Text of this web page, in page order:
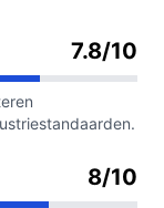
7.8/10
8/10